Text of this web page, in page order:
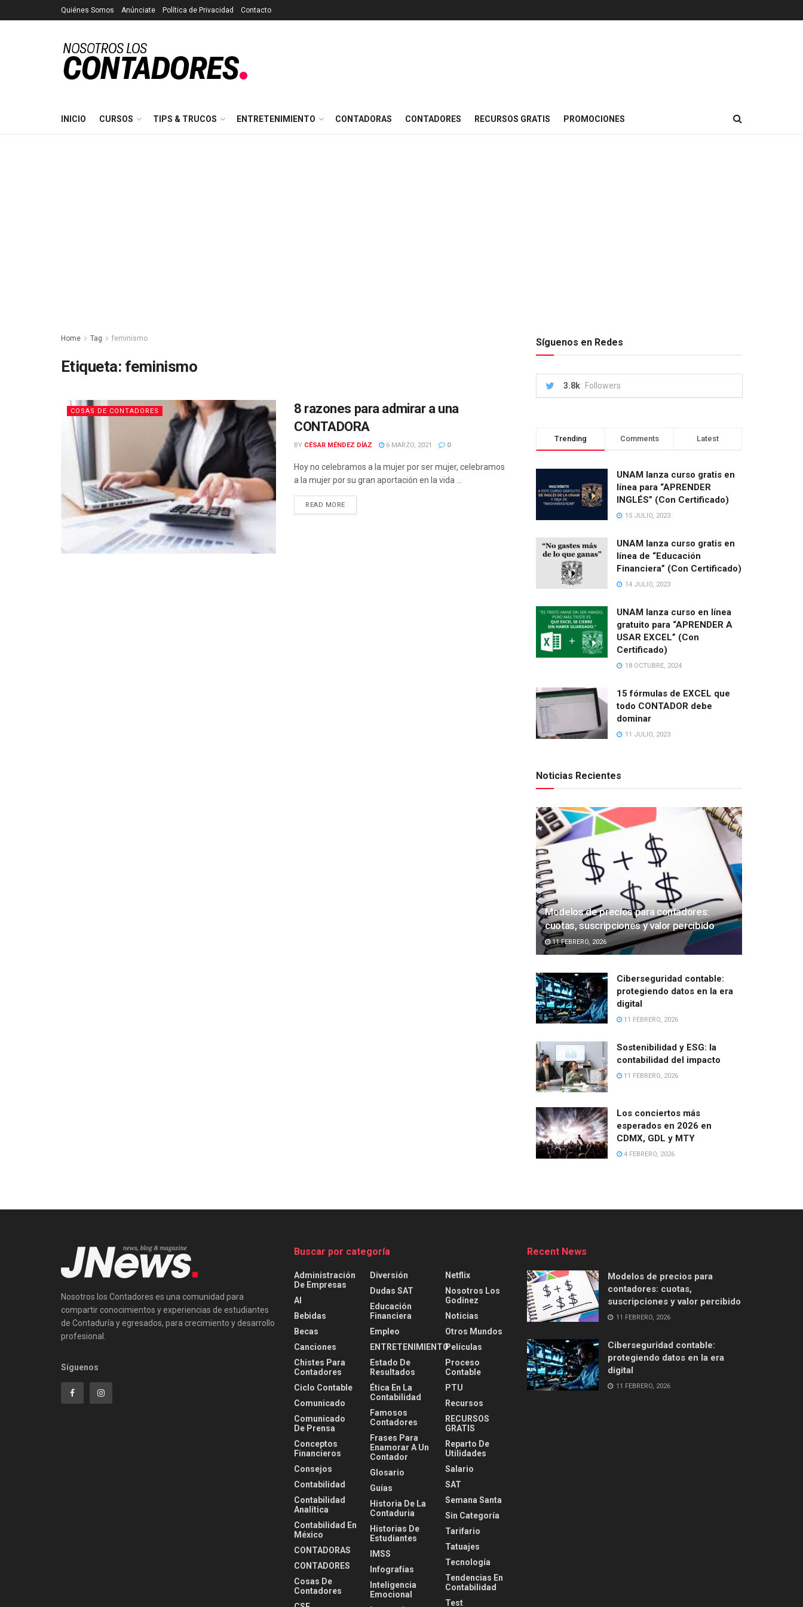
Quiénes Somos Anúnciate Política de Privacidad Contacto
INICIO CURSOS TIPS & TRUCOS ENTRETENIMIENTO CONTADORAS CONTADORES RECURSOS GRATIS PROMOCIONES
Home Tag feminismo
Etiqueta: feminismo
COSAS DE CONTADORES
8 razones para admirar a una
CONTADORA
BY CÉSAR MÉNDEZ DÍAZ 6 MARZO, 2021 0
Hoy no celebramos a la mujer por ser mujer, celebramos
a la mujer por su gran aportación en la vida ...
READ MORE
Síguenos en Redes
3.8k Followers
Trending Comments Latest
UNAM lanza curso gratis en
línea para “APRENDER
INGLÉS” (Con Certificado)
15 JULIO, 2023
UNAM lanza curso gratis en
línea de “Educación
Financiera” (Con Certificado)
14 JULIO, 2023
UNAM lanza curso en línea
gratuito para “APRENDER A
USAR EXCEL” (Con
Certificado)
18 OCTUBRE, 2024
15 fórmulas de EXCEL que
todo CONTADOR debe
dominar
11 JULIO, 2023
Noticias Recientes
Modelos de precios para contadores:
cuotas, suscripciones y valor percibido
11 FEBRERO, 2026
Ciberseguridad contable:
protegiendo datos en la era
digital
11 FEBRERO, 2026
Sostenibilidad y ESG: la
contabilidad del impacto
11 FEBRERO, 2026
Los conciertos más
esperados en 2026 en
CDMX, GDL y MTY
4 FEBRERO, 2026
Nosotros los Contadores es una comunidad para
compartir conocimientos y experiencias de estudiantes
de Contaduría y egresados, para crecimiento y desarrollo
profesional.
Síguenos
Buscar por categoría
Administración
De Empresas
AI
Bebidas
Becas
Canciones
Chistes Para
Contadores
Ciclo Contable
Comunicado
Comunicado
De Prensa
Conceptos
Financieros
Consejos
Contabilidad
Contabilidad
Analítica
Contabilidad En
México
CONTADORAS
CONTADORES
Cosas De
Contadores
Diversión
Dudas SAT
Educación
Financiera
Empleo
ENTRETENIMIENTO
Estado De
Resultados
Ética En La
Contabilidad
Famosos
Contadores
Frases Para
Enamorar A Un
Contador
Glosario
Guías
Historia De La
Contaduria
Historias De
Estudiantes
IMSS
Infografías
Inteligencia
Emocional
Netflix
Nosotros Los
Godínez
Noticias
Otros Mundos
Películas
Proceso
Contable
PTU
Recursos
RECURSOS
GRATIS
Reparto De
Utilidades
Salario
SAT
Semana Santa
Sin Categoría
Tarifario
Tatuajes
Tecnología
Tendencias En
Contabilidad
Test
Recent News
Modelos de precios para
contadores: cuotas,
suscripciones y valor percibido
11 FEBRERO, 2026
Ciberseguridad contable:
protegiendo datos en la era
digital
11 FEBRERO, 2026